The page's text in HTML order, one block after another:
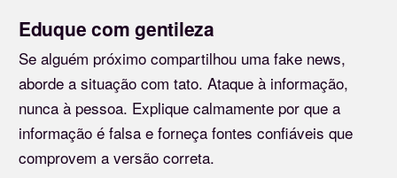
Eduque com gentileza
Se alguém próximo compartilhou uma fake news,
aborde a situação com tato. Ataque à informação,
nunca à pessoa. Explique calmamente por que a
informação é falsa e forneça fontes confiáveis que
comprovem a versão correta.